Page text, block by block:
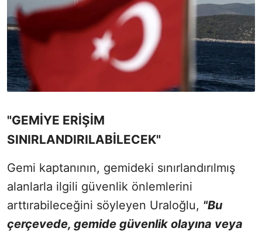
"GEMİYE ERİŞİM
SINIRLANDIRILABİLECEK"
Gemi kaptanının, gemideki sınırlandırılmış
alanlarla ilgili güvenlik önlemlerini
arttırabileceğini söyleyen Uraloğlu, "Bu
çerçevede, gemide güvenlik olayına veya